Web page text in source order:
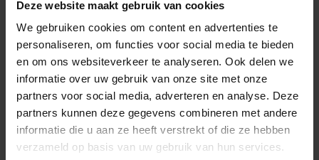
Deze website maakt gebruik van cookies
We gebruiken cookies om content en advertenties te
personaliseren, om functies voor social media te bieden
en om ons websiteverkeer te analyseren. Ook delen we
informatie over uw gebruik van onze site met onze
partners voor social media, adverteren en analyse. Deze
partners kunnen deze gegevens combineren met andere
informatie die u aan ze heeft verstrekt of die ze hebben
verzameld op basis van uw gebruik van hun services.
Neem contact op met onze experts voor meer
informatie.